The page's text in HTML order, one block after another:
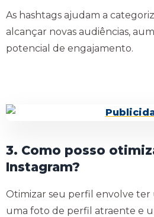
As hashtags ajudam a
alcançar novas audiências,
potencial de engajamento.
3. Como posso
Instagram?
Otimizar seu perfil envolve ter
uma foto de perfil atraente e